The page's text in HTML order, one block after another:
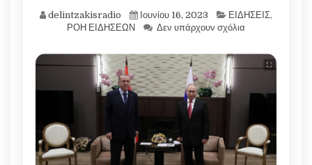
delintzakisradio Ιουνίου 16, 2023 ΕΙΔΗΣΕΙΣ,
ΡΟΗ ΕΙΔΗΣΕΩΝ
Δεν υπάρχουν σχόλια